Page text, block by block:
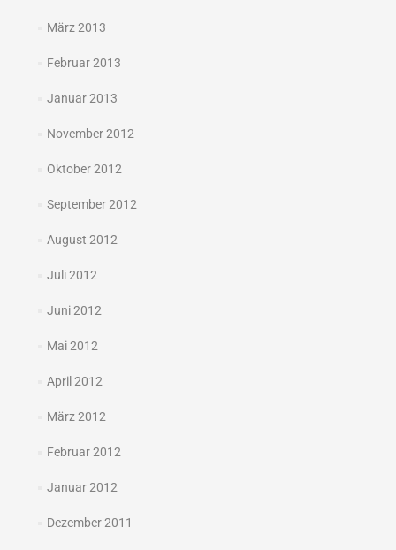
März 2013
Februar 2013
Januar 2013
November 2012
Oktober 2012
September 2012
August 2012
Juli 2012
Juni 2012
Mai 2012
April 2012
März 2012
Februar 2012
Januar 2012
Dezember 2011